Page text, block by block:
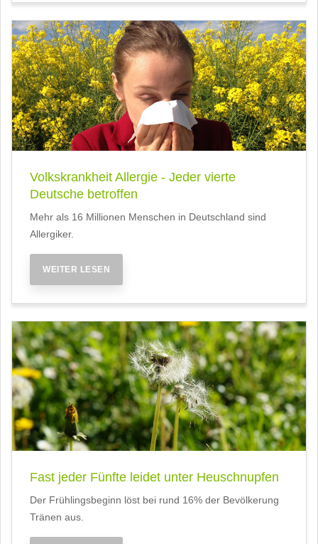
Volkskrankheit Allergie - Jeder vierte
Deutsche betroffen
Mehr als 16 Millionen Menschen in Deutschland sind
Allergiker.
WEITER LESEN
Fast jeder Fünfte leidet unter Heuschnupfen
Der Frühlingsbeginn löst bei rund 16% der Bevölkerung
Tränen aus.